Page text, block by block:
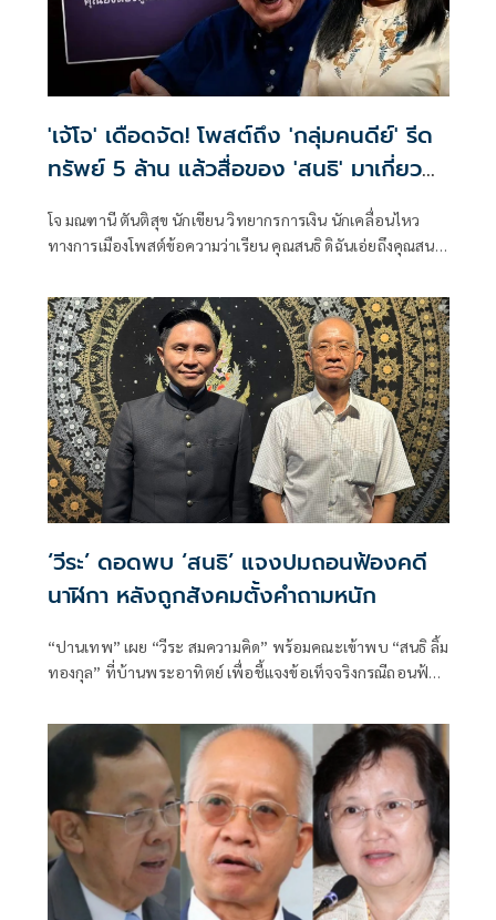
'เจ้โจ' เดือดจัด! โพสต์ถึง 'กลุ่มคนดีย์' รีด
ทรัพย์ 5 ล้าน แล้วสื่อของ 'สนธิ' มาเกี่ยว
โจ มณฑานี ตันติสุข นักเขียน วิทยากรการเงิน นักเคลื่อนไหว
ทางการเมืองโพสต์ข้อความว่าเรียน คุณสนธิ ดิฉันเอ่ยถึงคุณสนธิ
‘วีระ’ ดอดพบ ‘สนธิ’ แจงปมถอนฟ้องคดี
นาฬิกา หลังถูกสังคมตั้งคำถามหนัก
“ปานเทพ” เผย “วีระ สมความคิด” พร้อมคณะเข้าพบ “สนธิ ลิ้ม
ทองกุล” ที่บ้านพระอาทิตย์ เพื่อชี้แจงข้อเท็จจริงกรณีถอนฟ้อง